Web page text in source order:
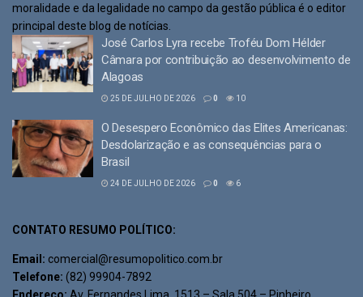
moralidade e da legalidade no campo da gestão pública é o editor
principal deste blog de notícias.
José Carlos Lyra recebe Troféu Dom Hélder
Câmara por contribuição ao desenvolvimento de
Alagoas
25 DE JULHO DE 2026 0 10
O Desespero Econômico das Elites Americanas:
Desdolarização e as consequências para o
Brasil
24 DE JULHO DE 2026 0 6
CONTATO RESUMO POLÍTICO:
Email: comercial@resumopolitico.com.br
Telefone: (82) 99904-7892